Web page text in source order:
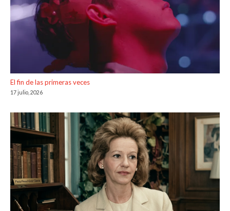
El fin de las primeras veces
17 julio, 2026